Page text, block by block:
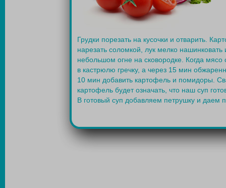
Грудки порезать на кусочки и отварить.
нарезать соломкой, лук мелко нашинковать
небольшом огне на сковородке. Когда мясо
в кастрюлю гречку, а через 15 мин
10 мин добавить картофель и помидоры.
картофель будет означать, что наш суп
В готовый суп добавляем петрушку и даем